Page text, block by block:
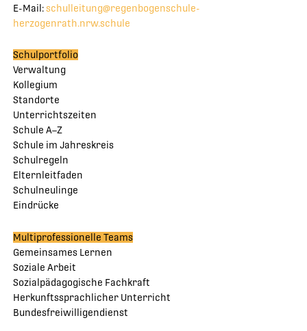
E-Mail:schulleitung@regenbogenschule-
herzogenrath.nrw.schule
Schulportfolio
Verwaltung
Kollegium
Standorte
Unterrichtszeiten
Schule A–Z
Schule im Jahreskreis
Schulregeln
Elternleitfaden
Schulneulinge
Eindrücke
Multiprofessionelle Teams
Gemeinsames Lernen
Soziale Arbeit
Sozialpädagogische Fachkraft
Herkunftssprachlicher Unterricht
Bundesfreiwilligendienst